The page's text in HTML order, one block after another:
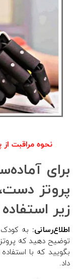
نحوه مراقبت
برای
پروتز
زیر
اطلاع‌رسانی: به
توضیح دهید که
بگویید که با
داد.